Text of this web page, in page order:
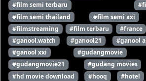
#film semi terbaru
#film semi thailand
#film semi xxi
#filmstreaming
#film terbaru #france
#ganool.watch
#ganool21 #ganool
#ganool xxi
#gudangmovie
#gudangmovie21
#gudang movies
#hd movie download
#hooq #hotel